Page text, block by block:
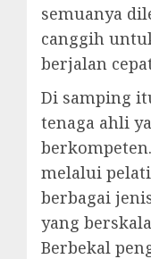
semuanya
canggih
berjalan
Di samping
tenaga ahli
melalui
berbagai
yang
Berbekal